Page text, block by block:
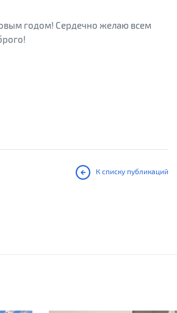
годом! Сердечно желаю всем
К списку публикаций